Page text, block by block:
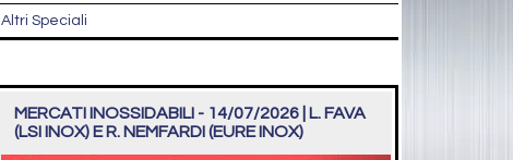
Altri Speciali
MERCATI INOSSIDABILI - 14/07/2026 | L. FAVA
(LSI INOX) E R. NEMFARDI (EURE INOX)